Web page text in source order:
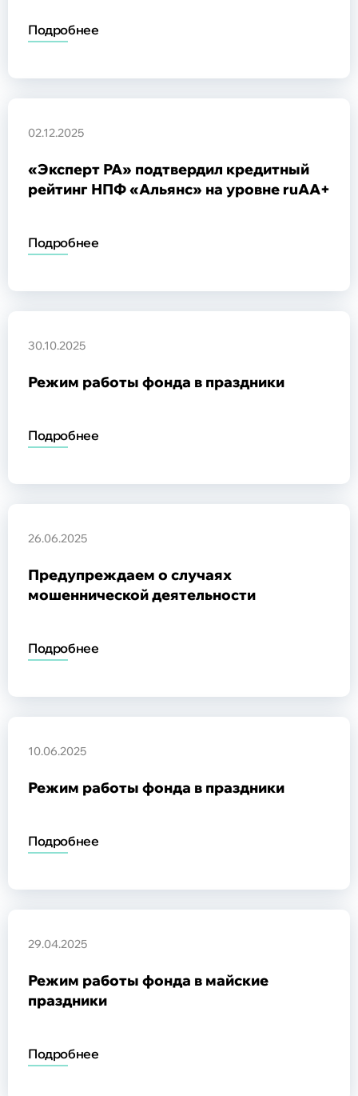
Подробнее
02.12.2025
«Эксперт РА» подтвердил кредитный
рейтинг НПФ «Альянс» на уровне ruAА+
Подробнее
30.10.2025
Режим работы фонда в праздники
Подробнее
26.06.2025
Предупреждаем о случаях
мошеннической деятельности
Подробнее
10.06.2025
Режим работы фонда в праздники
Подробнее
29.04.2025
Режим работы фонда в майские
праздники
Подробнее